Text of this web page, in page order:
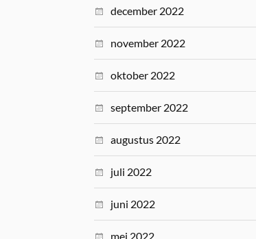
december 2022
november 2022
oktober 2022
september 2022
augustus 2022
juli 2022
juni 2022
mei 2022